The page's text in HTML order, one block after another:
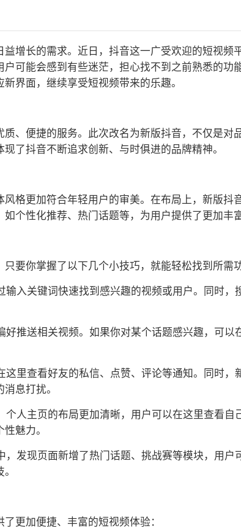
增长的需求。近日，抖音这一广受欢迎的短视频
可能会感到有些迷茫，担心找不到之前熟悉的功
界面，继续享受短视频带来的乐趣。
、便捷的服务。此次改名为新版抖音，不仅是对
了抖音不断追求创新、与时俱进的品牌精神。
格更加符合年轻用户的审美。在布局上，新版抖
个性化推荐、热门话题等，为用户提供了更加丰
要你掌握了以下几个小技巧，就能轻松找到所需功
入关键词快速找到感兴趣的视频或用户。同时，
推送相关视频。如果你对某个话题感兴趣，可以
里查看好友的私信、点赞、评论等通知。同时，
息打扰。
人主页的布局更加清晰，用户可以在这里查看自
魅力。
发现页面新增了热门话题、挑战赛等模块，用户
更加便捷、丰富的短视频体验：